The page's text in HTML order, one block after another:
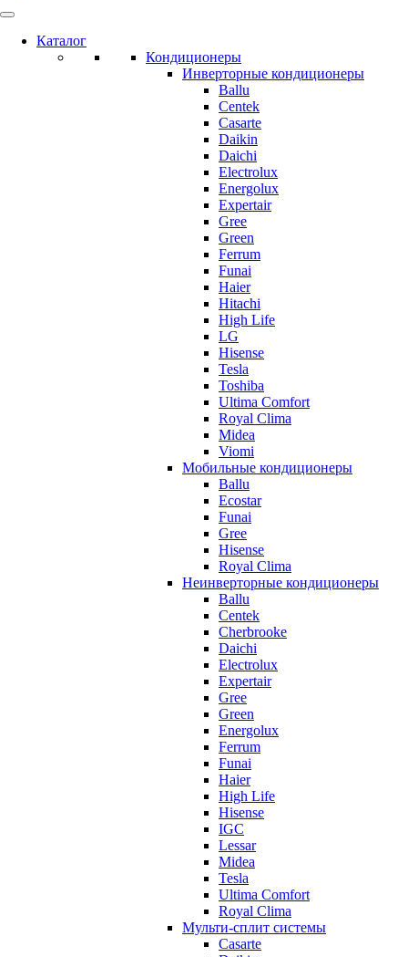
Каталог
Кондиционеры
Инверторные кондиционеры
Ballu
Centek
Casarte
Daikin
Daichi
Electrolux
Energolux
Expertair
Gree
Green
Ferrum
Funai
Haier
Hitachi
High Life
LG
Hisense
Tesla
Toshiba
Ultima Comfort
Royal Clima
Midea
Viomi
Мобильные кондиционеры
Ballu
Ecostar
Funai
Gree
Hisense
Royal Clima
Неинверторные кондиционеры
Ballu
Centek
Cherbrooke
Daichi
Electrolux
Expertair
Gree
Green
Energolux
Ferrum
Funai
Haier
High Life
Hisense
IGC
Lessar
Midea
Tesla
Ultima Comfort
Royal Clima
Мульти-сплит системы
Casarte